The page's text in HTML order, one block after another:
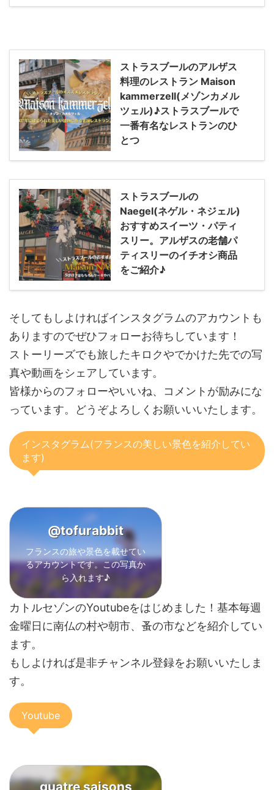
ストラスブールのアルザス
料理のレストラン Maison
kammerzell(メゾンカメル
ツェル)♪ストラスブールで
一番有名なレストランのひ
とつ
ストラスブールの
Naegel(ネゲル・ネジェル)
おすすめスイーツ・パティ
スリー。アルザスの老舗パ
ティスリーのイチオシ商品
をご紹介♪
そしてもしよければインスタグラムのアカウントも
ありますのでぜひフォローお待ちしています！
ストーリーズでも旅したキロクやでかけた先での写
真や動画をシェアしています。
皆様からのフォローやいいね、コメントが励みにな
っています。どうぞよろしくお願いいいたします。
インスタグラム(フランスの美しい景色を紹介してい
ます)
@tofurabbit
フランスの旅や景色を載せてい
るアカウントです。この写真か
ら入れます♪
カトルセゾンのYoutubeをはじめました！基本毎週
金曜日に南仏の村や朝市、蚤の市などを紹介してい
ます。
もしよければ是非チャンネル登録をお願いいたしま
す。
Youtube
quatre saisons